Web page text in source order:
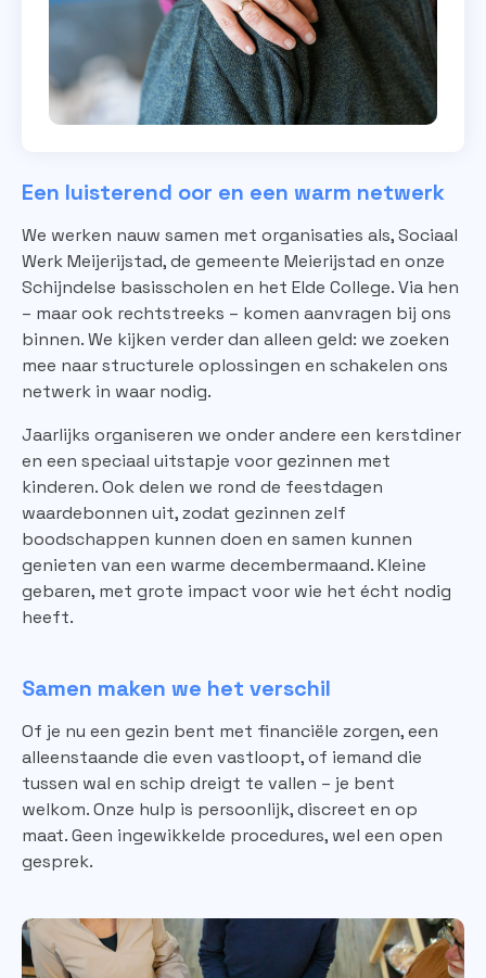
Een luisterend oor en een warm netwerk
We werken nauw samen met organisaties als, Sociaal
Werk Meijerijstad, de gemeente Meierijstad en onze
Schijndelse basisscholen en het Elde College. Via hen
– maar ook rechtstreeks – komen aanvragen bij ons
binnen. We kijken verder dan alleen geld: we zoeken
mee naar structurele oplossingen en schakelen ons
netwerk in waar nodig.
Jaarlijks organiseren we onder andere een kerstdiner
en een speciaal uitstapje voor gezinnen met
kinderen. Ook delen we rond de feestdagen
waardebonnen uit, zodat gezinnen zelf
boodschappen kunnen doen en samen kunnen
genieten van een warme decembermaand. Kleine
gebaren, met grote impact voor wie het écht nodig
heeft.
Samen maken we het verschil
Of je nu een gezin bent met financiële zorgen, een
alleenstaande die even vastloopt, of iemand die
tussen wal en schip dreigt te vallen – je bent
welkom. Onze hulp is persoonlijk, discreet en op
maat. Geen ingewikkelde procedures, wel een open
gesprek.